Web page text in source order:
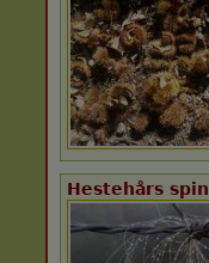
Hestehårs spin